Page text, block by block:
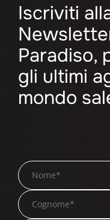
Iscriviti
Paradiso,
gli ultimi
mondo